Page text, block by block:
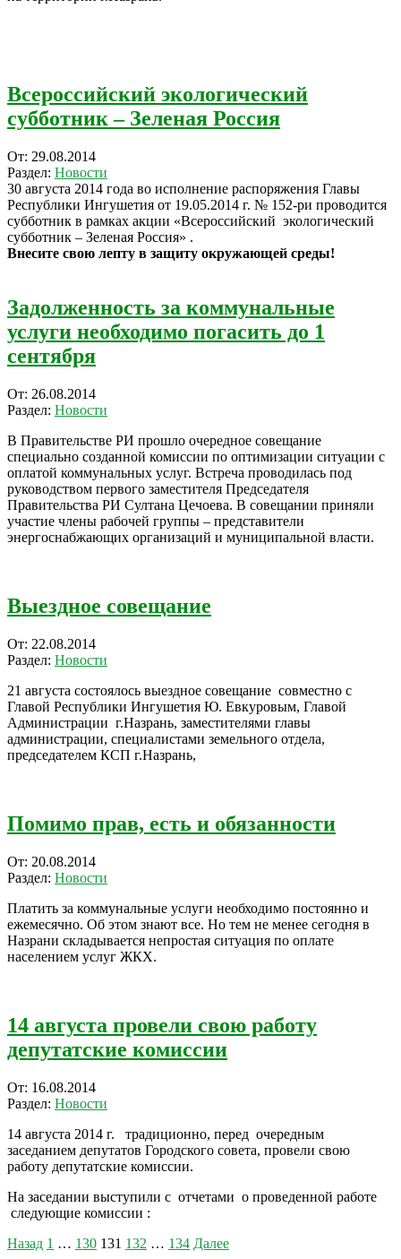
Всероссийский экологический
субботник – Зеленая Россия
2014-
08-
29
От: 29.08.2014
Раздел: Новости
30 августа 2014 года во исполнение распоряжения Главы
Республики Ингушетия от 19.05.2014 г. № 152-ри проводится
субботник в рамках акции «Всероссийский экологический
субботник – Зеленая Россия» .
Внесите свою лепту в защиту окружающей среды!
Задолженность за коммунальные
услуги необходимо погасить до 1
сентября
2014-
08-
От: 26.08.2014
Раздел: Новости
В Правительстве РИ прошло очередное совещание
специально созданной комиссии по оптимизации ситуации с
оплатой коммунальных услуг. Встреча проводилась под
руководством первого заместителя Председателя
Правительства РИ Султана Цечоева. В совещании приняли
участие члены рабочей группы – представители
энергоснабжающих организаций и муниципальной власти.
Выездное совещание
2014-
08-
От: 22.08.2014
Раздел: Новости
21 августа состоялось выездное совещание совместно с
Главой Республики Ингушетия Ю. Евкуровым, Главой
Администрации г.Назрань, заместителями главы
администрации, специалистами земельного отдела,
председателем КСП г.Назрань,
Помимо прав, есть и обязанности
2014-
08-
От: 20.08.2014
Раздел: Новости
Платить за коммунальные услуги необходимо постоянно и
ежемесячно. Об этом знают все. Но тем не менее сегодня в
Назрани складывается непростая ситуация по оплате
населением услуг ЖКХ.
14 августа провели свою работу
депутатские комиссии
2014-
08-
От: 16.08.2014
Раздел: Новости
14 августа 2014 г. традиционно, перед очередным
заседанием депутатов Городского совета, провели свою
работу депутатские комиссии.
На заседании выступили с отчетами о проведенной работе
следующие комиссии :
Пагинация
Назад 1 … 130 131 132 … 134 Далее